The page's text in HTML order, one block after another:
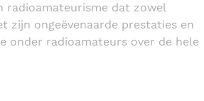
radioamateurisme dat zowel
zijn ongeëvenaarde prestaties en
onder radioamateurs over de hele